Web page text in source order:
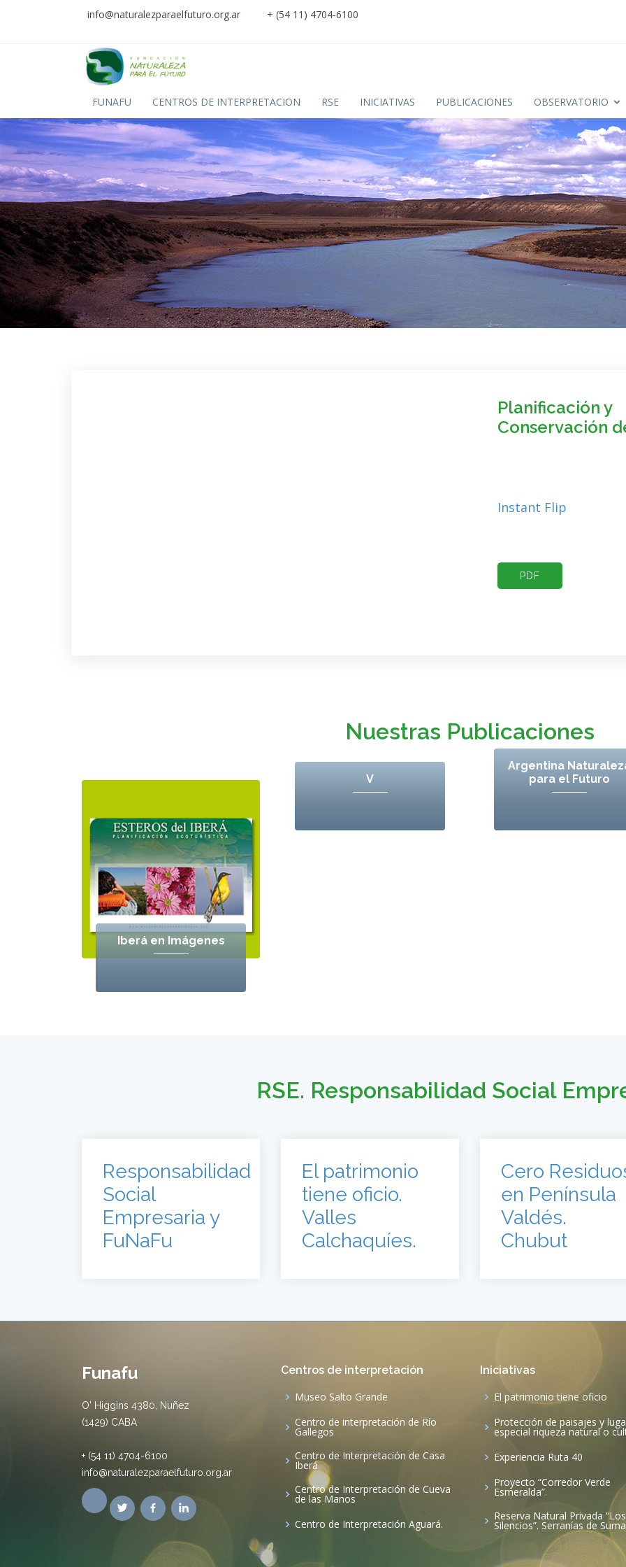
info@naturalezparaelfuturo.org.ar + (54 11) 4704-6100
FUNAFU CENTROS DE INTERPRETACION RSE INICIATIVAS PUBLICACIONES OBSERVATORIO
Planificación y
Conservación
Instant Flip
PDF
Nuestras Publicaciones
Iberá en Imágenes
V
Argentina
para el Futuro
RSE. Responsabilidad Social
Responsabilidad
Social
Empresaria y
FuNaFu
El patrimonio
tiene oficio.
Valles
Calchaquíes.
Cero
en Península
Valdés.
Chubut
Funafu
O' Higgins 4380, Nuñez
(1429) CABA
+ (54 11) 4704-6100
info@naturalezparaelfuturo.org.ar
Centros de interpretación
Museo Salto Grande
Centro de interpretación de Río
Gallegos
Centro de Interpretación de Casa
Iberá
Centro de Interpretación de Cueva
de las Manos
Centro de Interpretación Aguará.
Iniciativas
El patrimonio tiene oficio
Protección de paisajes y
especial riqueza natural o
Experiencia Ruta 40
Proyecto “Corredor Verde
Esmeralda”.
Reserva Natural Privada “Los
Silencios”. Serranías de